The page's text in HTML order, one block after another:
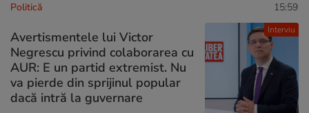
Interviu
Politică 15:59
Avertismentele lui Victor
Negrescu privind colaborarea cu
AUR: E un partid extremist. Nu
va pierde din sprijinul popular
dacă intră la guvernare